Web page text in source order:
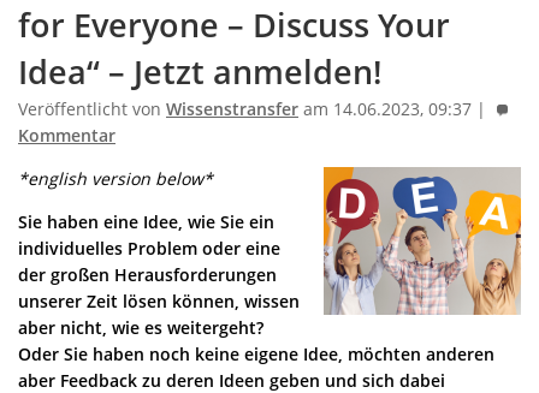
for Everyone – Discuss Your
Idea“ – Jetzt anmelden!
Veröffentlicht von Wissenstransfer am 14.06.2023, 09:37 |
Kommentar
*english version below*
Sie haben eine Idee, wie Sie ein
individuelles Problem oder eine
der großen Herausforderungen
unserer Zeit lösen können, wissen
aber nicht, wie es weitergeht?
Oder Sie haben noch keine eigene Idee, möchten anderen
aber Feedback zu deren Ideen geben und sich dabei